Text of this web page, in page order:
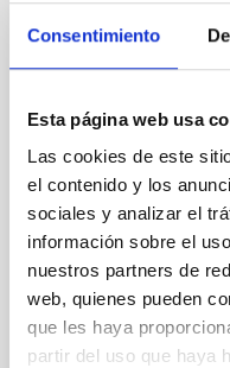
Consentimiento
Esta página web usa
Las cookies de este
el contenido y los
sociales y analizar el
información sobre el
nuestros partners de
web, quienes pueden
que les haya
partir del uso que haya
NOTA DE PRENSA
El IAC organiza
Europa
El Instituto de
este martes en el
Tenerife una jornada
participación exitosa
European Research
programa marco
principal
investigación y la